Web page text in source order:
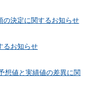
決定に関するお知らせ
お知らせ
値と実績値の差異に関